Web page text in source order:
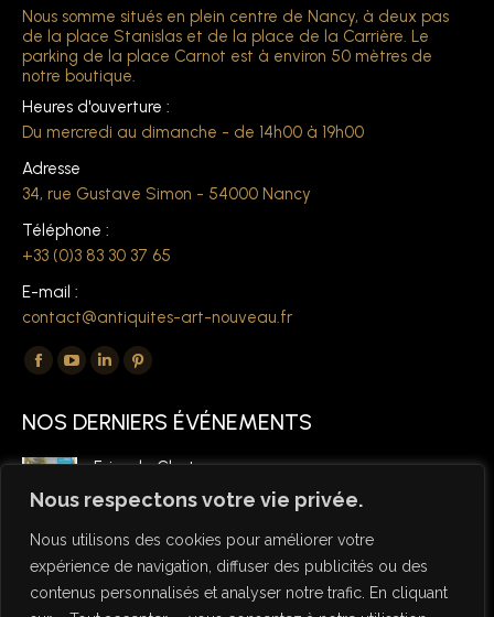
Nous respectons votre vie privée.
Nous utilisons des cookies pour améliorer votre
expérience de navigation, diffuser des publicités ou des
contenus personnalisés et analyser notre trafic. En cliquant
Nous somme situés en plein centre de Nancy, à deux pas
de la place Stanislas et de la place de la Carrière. Le
parking de la place Carnot est à environ 50 mètres de
notre boutique.
Heures d'ouverture :
Du mercredi au dimanche - de 14h00 à 19h00
Adresse
34, rue Gustave Simon - 54000 Nancy
Téléphone :
+33 (0)3 83 30 37 65
E-mail :
contact@antiquites-art-nouveau.fr
Trouvez nous sur :
La
Facebook
s'ouvre
nouvelle
fenêtre
La
YouTube
s'ouvre
nouvelle
fenêtre
La
LinkedIn
s'ouvre
une
nouvelle
fenêtre
La
Pinterest
s'ouvre
nouvelle
fenêtre
NOS DERNIERS ÉVÉNEMENTS
Foire de Chatou
6 mars 2026